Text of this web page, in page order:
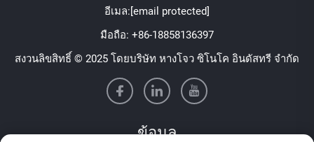
ประกอบขนาดเล็ก เช่น เส้นโบว์บางเฉียบ หรือบาร์โค้ด
ขนาดเล็ก ก็ยังคงคมชัด ต่างจากริบบอนคุณภาพต่ำที่
ทำให้รายละเอียดเบลอ ริบบอนสีเมทัลลิกทำให้มั่นใจได้
ว่าทุกงานพิมพ์มีความแม่นยำ ช่วยเพิ่มความเป็นมือ
อีเมล:[email protected]
มือถือ: +86-18858136397
สงวนลิขสิทธิ์ © 2025 โดยบริษัท หางโจว ซิโนโค อินดัสทรี จำกัด
ข้อมูล